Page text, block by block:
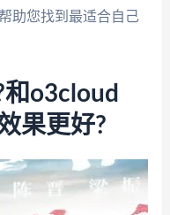
助您找到最适合自己
o3cloud
果更好?